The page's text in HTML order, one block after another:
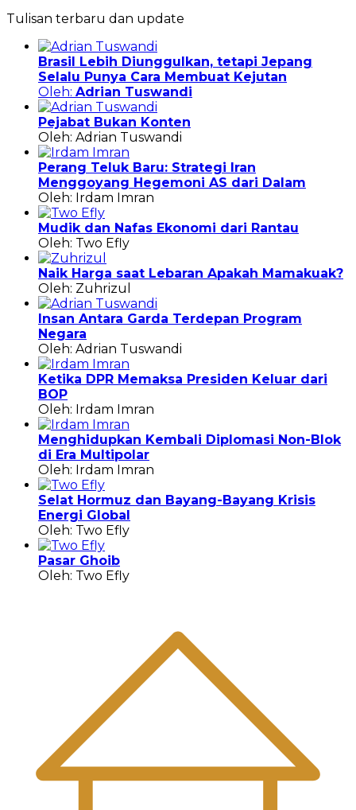
Tulisan terbaru dan update
Brasil Lebih Diunggulkan, tetapi Jepang
Selalu Punya Cara Membuat Kejutan
Oleh: Adrian Tuswandi
Pejabat Bukan Konten
Oleh: Adrian Tuswandi
Perang Teluk Baru: Strategi Iran
Menggoyang Hegemoni AS dari Dalam
Oleh: Irdam Imran
Mudik dan Nafas Ekonomi dari Rantau
Oleh: Two Efly
Naik Harga saat Lebaran Apakah Mamakuak?
Oleh: Zuhrizul
Insan Antara Garda Terdepan Program
Negara
Oleh: Adrian Tuswandi
Ketika DPR Memaksa Presiden Keluar dari
BOP
Oleh: Irdam Imran
Menghidupkan Kembali Diplomasi Non-Blok
di Era Multipolar
Oleh: Irdam Imran
Selat Hormuz dan Bayang-Bayang Krisis
Energi Global
Oleh: Two Efly
Pasar Ghoib
Oleh: Two Efly